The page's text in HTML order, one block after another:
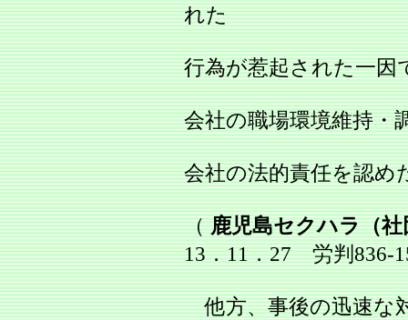
れた
行為が惹起された一因
会社の職場環境維持・
会社の法的責任を認め
（鹿児島セクハラ（社
13．11．27 労判
他方、事後の迅速な